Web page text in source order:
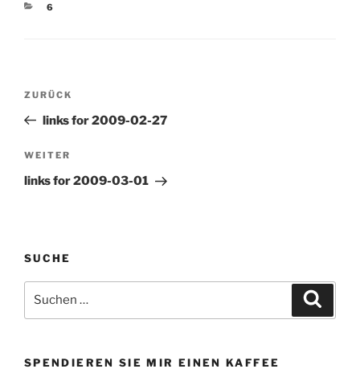
WebWorkerDaily (tags:
analytics google…
KATEGORIEN
6
Beitragsnavigation
Vorheriger
Beitrag
ZURÜCK
links for 2009-02-27
Nächster
Beitrag
WEITER
links for 2009-03-01
SUCHE
nach:
SPENDIEREN SIE MIR EINEN KAFFEE